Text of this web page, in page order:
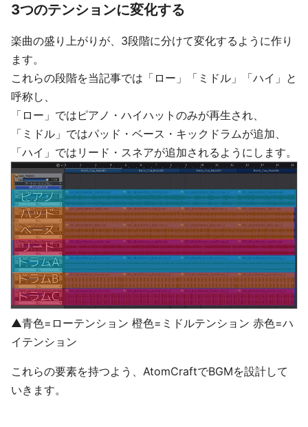
3つのテンションに変化する
楽曲の盛り上がりが、3段階に分けて変化するように作り
ます。
これらの段階を当記事では「ロー」「ミドル」「ハイ」と
呼称し、
「ロー」ではピアノ・ハイハットのみが再生され、
「ミドル」ではパッド・ベース・キックドラムが追加、
「ハイ」ではリード・スネアが追加されるようにします。
▲青色=ローテンション 橙色=ミドルテンション 赤色=ハ
イテンション
これらの要素を持つよう、AtomCraftでBGMを設計して
いきます。